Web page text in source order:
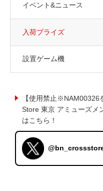
イベント&ニュース
入荷プライズ
設置ゲーム機
【使用禁止※NAM00326
Store 東京 アミューズメ
はこちら！